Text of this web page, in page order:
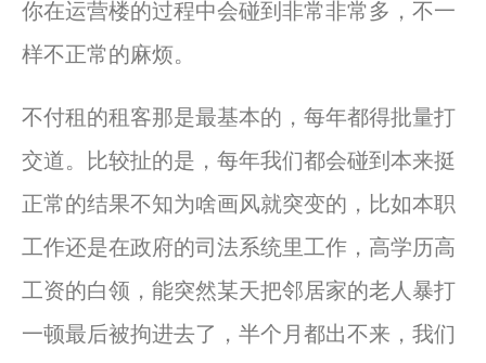
你在运营楼的过程中会碰到非常非常多，不一
样不正常的麻烦。
不付租的租客那是最基本的，每年都得批量打
交道。比较扯的是，每年我们都会碰到本来挺
正常的结果不知为啥画风就突变的，比如本职
工作还是在政府的司法系统里工作，高学历高
工资的白领，能突然某天把邻居家的老人暴打
一顿最后被拘进去了，半个月都出不来，我们